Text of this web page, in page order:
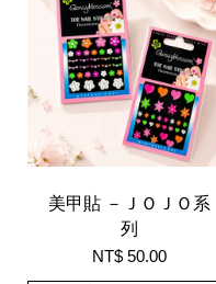
美甲貼 －ＪＯＪＯ系
列
NT$ 50.00